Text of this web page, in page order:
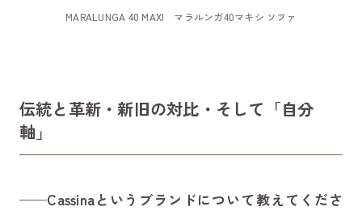
MARALUNGA 40 MAXI マラルンガ40マキシ ソファ
伝統と革新・新旧の対比・そして「自分
軸」
——Cassinaというブランドについて教えてくださ